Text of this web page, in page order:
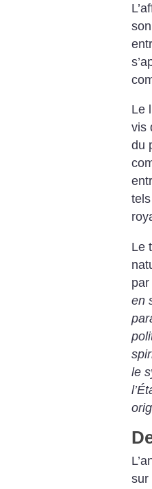
Le
vis
du
Le
en
le
sur